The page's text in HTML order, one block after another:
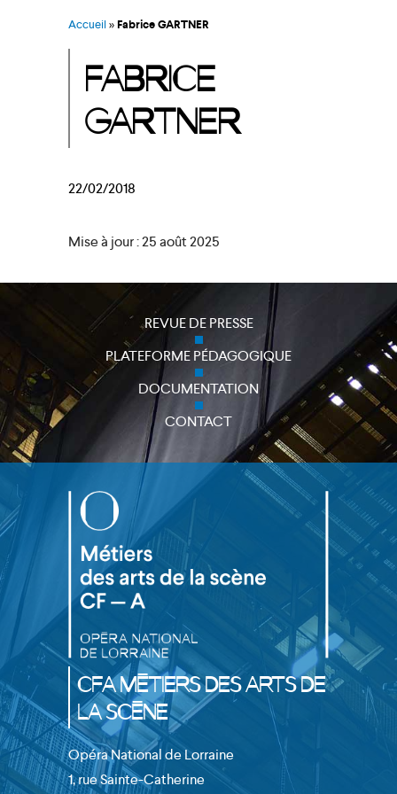
close
Accueil»Fabrice GARTNER
FABRICE
GARTNER
22/02/2018
Mise à jour : 25 août 2025
REVUE DE PRESSE
PLATEFORME PÉDAGOGIQUE
DOCUMENTATION
CONTACT
CFA Métiers des Arts de
la Scène
Opéra National de Lorraine
1, rue Sainte-Catherine